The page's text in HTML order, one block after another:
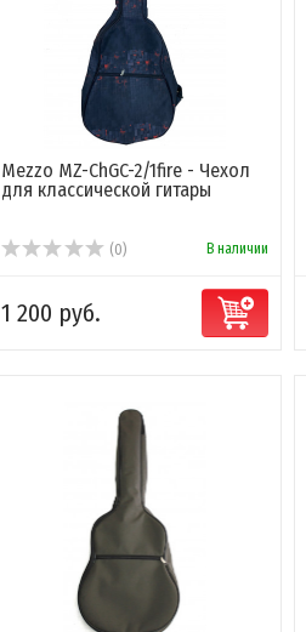
Mezzo MZ-ChGC-2/1fire - Чехол
для классической гитары
(0) В наличии
1 200 руб.